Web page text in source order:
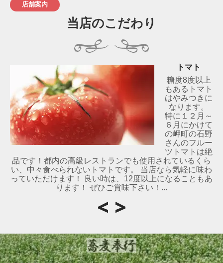
店舗案内
当店のこだわり
トマト
糖度8度以上
もあるトマト
はやみつきに
なります。
特に１２月～
６月にかけて
の岬町の石野
さんのフルー
ツトマトは絶
品です！都内の高級レストランでも使用されているくら
い、中々食べられないトマトです。 当店なら気軽に味わ
っていただけます！ 良い時は、12度以上になることもあ
ります！ ぜひご賞味下さい！...